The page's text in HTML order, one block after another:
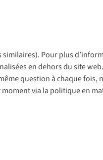
Pour plus
en dehors du site
question à chaque fois,
via la politique en